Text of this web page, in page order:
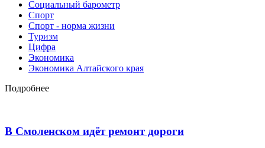
Социальный барометр
Спорт
Спорт - норма жизни
Туризм
Цифра
Экономика
Экономика Алтайского края
Подробнее
В Смоленском идёт ремонт дороги